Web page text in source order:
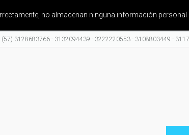
no almacenan ninguna información personal
(57) 3128683766 - 3132094439 - 3222220553 - 3108803449 -